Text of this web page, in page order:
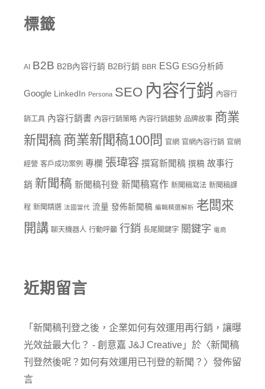
標籤
AI B2B B2B內容行銷 B2B行銷 BBR ESG ESG分析師
Google LinkedIn Persona SEO 內容行銷 內容行
銷工具 內容行銷書 內容行銷策略 內容行銷趨勢 品牌故事 商業
新聞稿 商業新聞稿100問 官網 官網內容行銷 官網
經營 客戶成功案例 專欄 張瑋容 撰寫新聞稿 撰稿 故事行
銷 新聞稿 新聞稿刊登 新聞稿寫作 新聞稿寫法 新聞稿課
程 新聞精選 法國當代 流量 發佈新聞稿 編輯精選解析 老闆來
開講 聊天機器人 行動呼籲 行銷 長尾關鍵字 關鍵字 電商
近期留言
「 新聞稿刊登之後，企業如何有效運用再行銷，讓曝
光效益最大化？ - 創意嘉 J&J Creative 」於〈新聞稿
刊登然後呢？如何有效運用已刊登的新聞？ 〉發佈留
言